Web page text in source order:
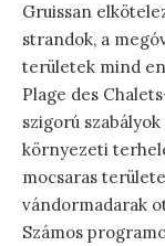
Gruissan
strandok, a
területek mind
Plage des
szigorú
környezeti
mocsaras
vándormadarak
Számos